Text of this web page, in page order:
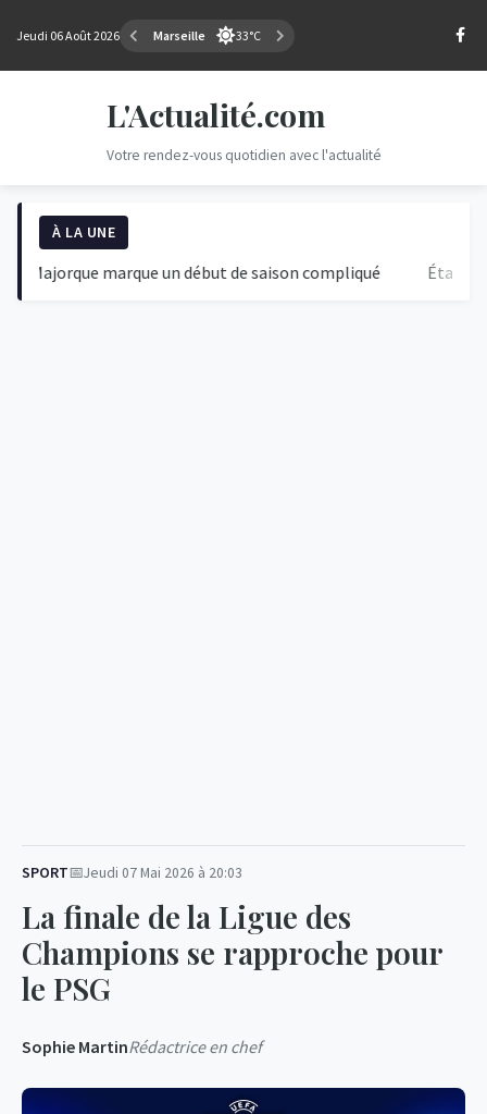
Jeudi 06 Août 2026 Marseille 33°C
L'Actualité.com
Votre rendez-vous quotidien avec l'actualité
À LA UNE
marque un début de saison compliqué Étape du Jour
SPORT Jeudi 07 Mai 2026 à 20:03
La finale de la Ligue des
Champions se rapproche pour
le PSG
Sophie MartinRédactrice en chef